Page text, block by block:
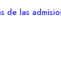
de las